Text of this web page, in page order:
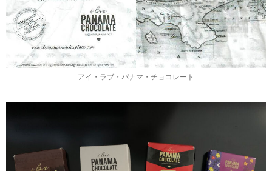
アイ・ラブ・パナマ・チョコレート